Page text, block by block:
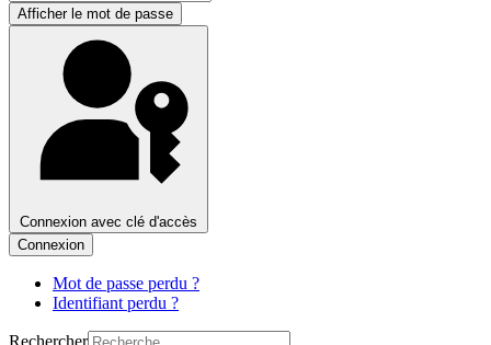
Afficher le mot de passe
Connexion avec clé d'accès
Connexion
Mot de passe perdu ?
Identifiant perdu ?
Rechercher